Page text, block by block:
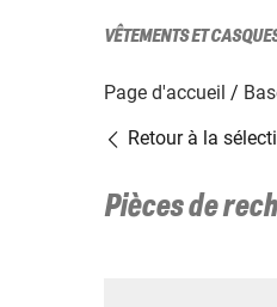
VÊTEMENTS ET
Page d'accueil
Retour à la
Pièces de